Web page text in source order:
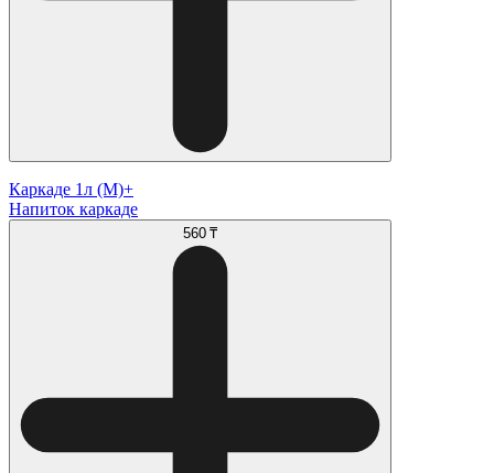
Каркаде 1л (М)+
Напиток каркаде
560 ₸